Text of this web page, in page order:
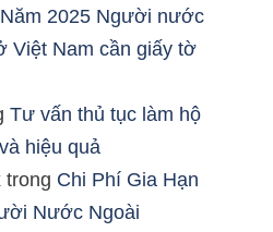
Năm 2025 Người nước
Việt Nam cần giấy tờ
Tư vấn thủ tục làm hộ
hiệu quả
trong Chi Phí Gia Hạn
Nước Ngoài